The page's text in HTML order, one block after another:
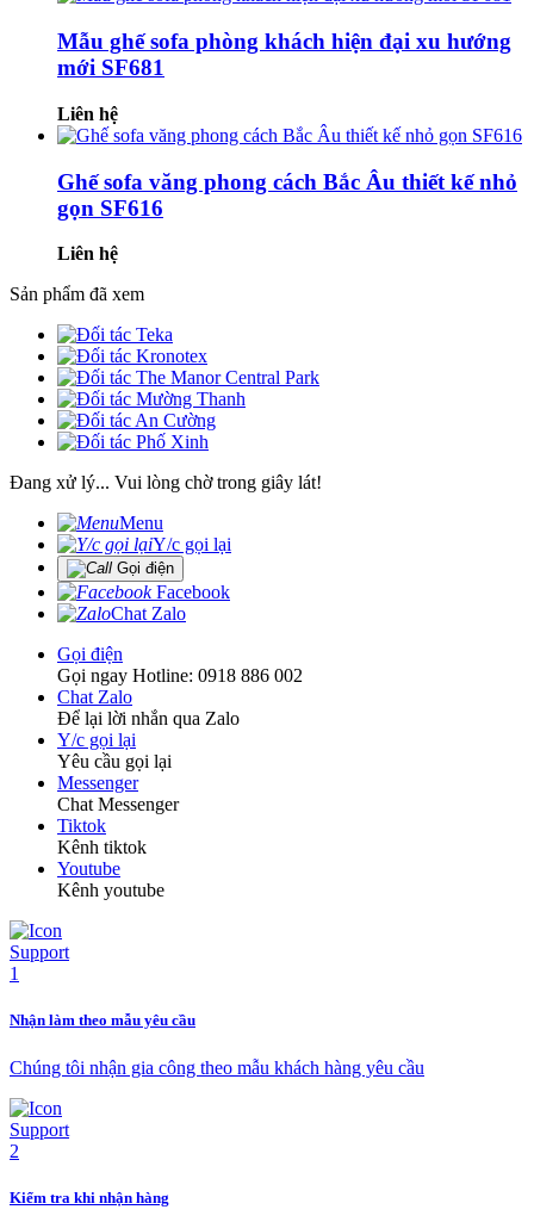
Mẫu ghế sofa phòng khách hiện đại xu hướng
mới SF681
Liên hệ
Ghế sofa văng phong cách Bắc Âu thiết kế nhỏ
gọn SF616
Liên hệ
Sản phẩm đã xem
Đang xử lý... Vui lòng chờ trong giây lát!
Menu
Y/c gọi lại
Gọi điện
Facebook
Chat Zalo
Gọi điện
Gọi ngay Hotline: 0918 886 002
Chat Zalo
Để lại lời nhắn qua Zalo
Y/c gọi lại
Yêu cầu gọi lại
Messenger
Chat Messenger
Tiktok
Kênh tiktok
Youtube
Kênh youtube
Nhận làm theo mẫu yêu cầu
Chúng tôi nhận gia công theo mẫu khách hàng yêu cầu
Kiểm tra khi nhận hàng